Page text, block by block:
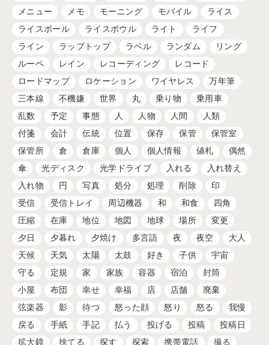
メニュー
メモ モーニング モバイル
ライス
ライスボール
ライスボウル ライト
ライフ
ライン
ラップトップ ラベル ランダム
リング
ルーペ
レイン レコーディング
レコード
ロードマップ
ロケーション ワイヤレス
万年筆
三本線
不機嫌 世界 丸 乗り物
乗用車
乱数
予定 事態 人 人物 人間
人類
付箋
会計 伝統 位置 保存 保管
保管室
保管所
倉 倉庫 個人 個人情報 値札
偶然
傘
光ディスク 光学ドライブ 入れる
入れ替え
入れ物
円 写真 処分 処理 削除
印
受信
受信トレイ 周辺機器 和 和食
四角
圧縮
在庫 地位 地図 地球 場所
変更
夕日
夕暮れ 夕焼け 多言語 夜 夜空
大人
天候
天気 太陽 太鼓 好き 子供
宇宙
守る
定規 家 家族 容器 宿泊
封筒
小屋
布団 幸せ 幸福 店 店舗
廃棄
弦楽器
影 待つ 怒った顔 怒り 怒る
我慢
戻る
手紙 手記 払う 投げる 投稿
投稿日
拡大鏡
捨てる 探す 探索 携帯電話
撮る